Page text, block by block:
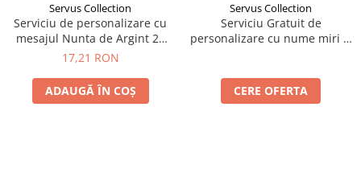
Servus Collection
Serviciu de personalizare cu
mesajul Nunta de Argint 25
Ani sau Nunta de Aur 50 Ani a
17,21 RON
ADAUGĂ ÎN COȘ
Servus Collection
Serviciu Gratuit de
personalizare cu nume miri si
CERE OFERTA